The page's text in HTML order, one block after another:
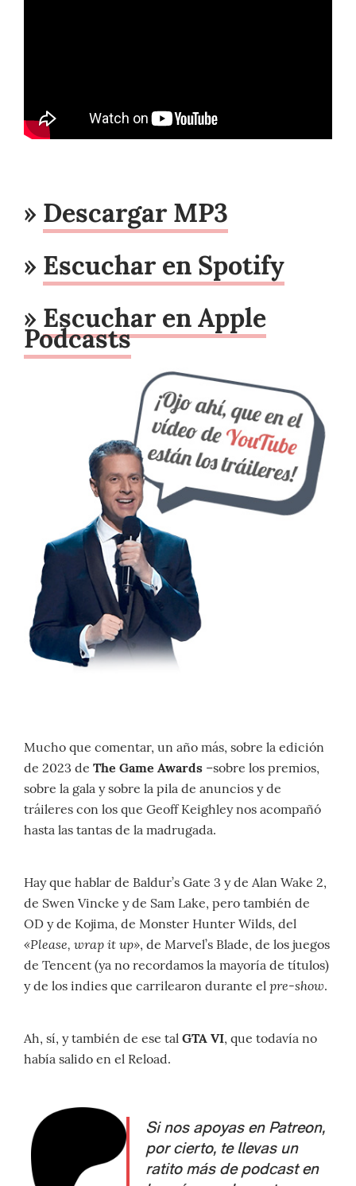
» Descargar MP3
» Escuchar en Spotify
» Escuchar en Apple
Podcasts
Mucho que comentar, un año más, sobre la edición
de 2023 de The Game Awards –sobre los premios,
sobre la gala y sobre la pila de anuncios y de
tráileres con los que Geoff Keighley nos acompañó
hasta las tantas de la madrugada.
Hay que hablar de Baldur’s Gate 3 y de Alan Wake 2,
de Swen Vincke y de Sam Lake, pero también de
OD y de Kojima, de Monster Hunter Wilds, del
«Please, wrap it up», de Marvel’s Blade, de los juegos
de Tencent (ya no recordamos la mayoría de títulos)
y de los indies que carrilearon durante el pre-show.
Ah, sí, y también de ese tal GTA VI, que todavía no
había salido en el Reload.
Si nos apoyas en Patreon,
por cierto, te llevas un
ratito más de podcast en